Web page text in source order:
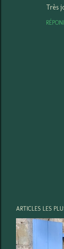
Très
n
r
e
ARTICLES LES